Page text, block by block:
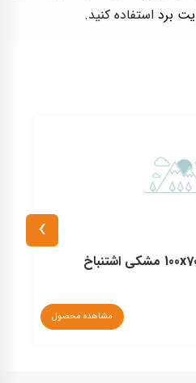
برد استفاده کنید.
مشاهده محصول
›